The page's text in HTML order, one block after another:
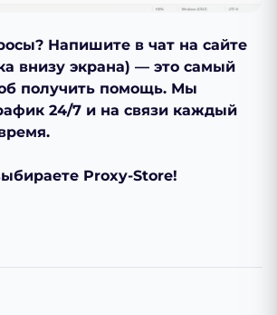
Напишите в чат на сайте
внизу экрана) — это самый
получить помощь. Мы
24/7 и на связи каждый
Proxy-Store!